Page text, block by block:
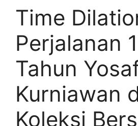
Time
Perjalanan
Tahun
Kurniawan
Koleksi